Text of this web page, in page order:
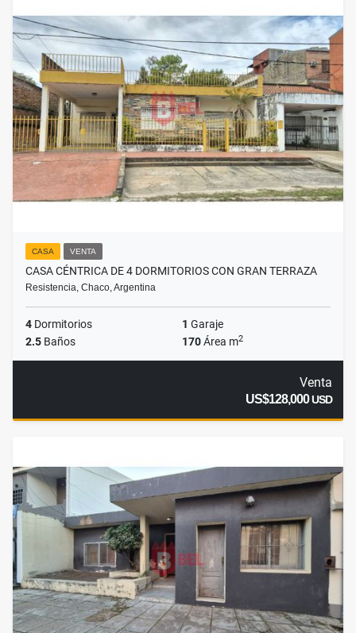
CASA VENTA
CASA CÉNTRICA DE 4 DORMITORIOS CON GRAN TERRAZA
Resistencia, Chaco, Argentina
4 Dormitorios 1 Garaje
2.5 Baños 170Área m2
Venta
US$128,000USD